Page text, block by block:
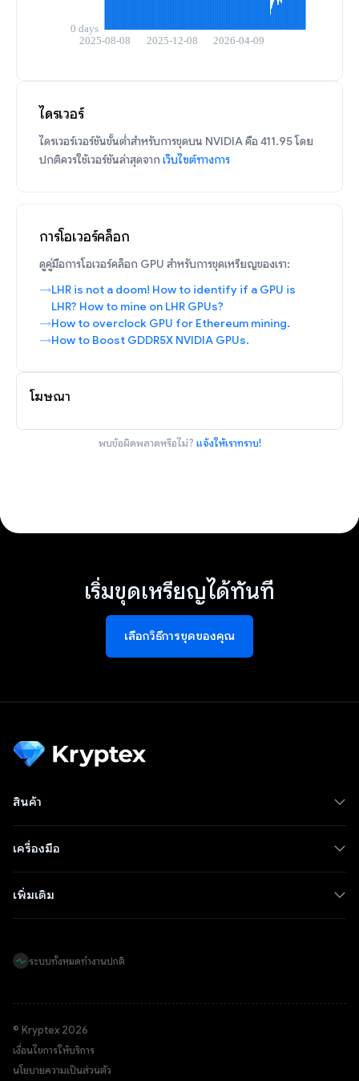
ไดรเวอร์
ไดรเวอร์เวอร์ชันขั้นต่ำสำหรับการขุดบน NVIDIA คือ 411.95 โดย
ปกติควรใช้เวอร์ชันล่าสุดจาก เว็บไซต์ทางการ
การโอเวอร์คล็อก
ดูคู่มือการโอเวอร์คล็อก GPU สำหรับการขุดเหรียญของเรา:
LHR is not a doom! How to identify if a GPU is
LHR? How to mine on LHR GPUs?
How to overclock GPU for Ethereum mining.
How to Boost GDDR5X NVIDIA GPUs.
โฆษณา
พบข้อผิดพลาดหรือไม่? แจ้งให้เราทราบ!
เริ่มขุดเหรียญได้ทันที
เลือกวิธีการขุดของคุณ
สินค้า
เครื่องมือ
เพิ่มเติม
ระบบทั้งหมดทำงานปกติ
© Kryptex 2026
เงื่อนไขการให้บริการ
นโยบายความเป็นส่วนตัว